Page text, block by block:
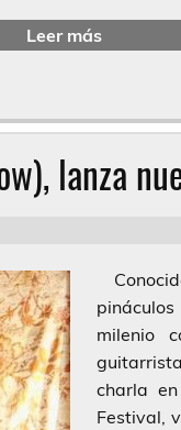
Leer más
lanza
milenio
charla
Festival,